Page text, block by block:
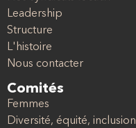
Leadership
Structure
L'histoire
Nous contacter
Comités
Femmes
Diversité, équité, inclusion